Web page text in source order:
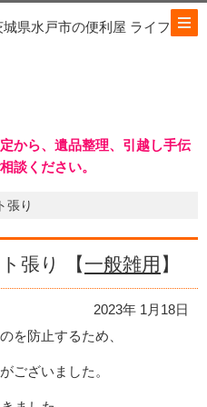
県水戸市の便利屋 ライフサポ
から、遺品整理、引越し手伝
談ください。
張り
張り 【一般雑用 】
2023年 1月18日
を防止するため、
ございました。